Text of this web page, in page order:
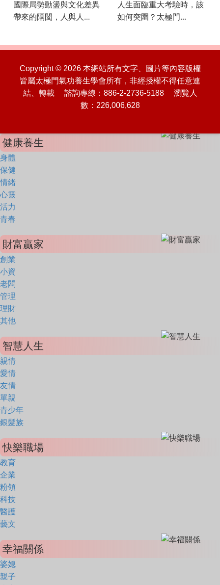
國際局勢動盪與文化差異
帶來的隔閡，人與人...
人生面臨重大考驗時，該
如何突圍？太極門...
Copyright © 2026 本網站所有文字、圖片等內容版權
皆屬太極門氣功養生學會所有，非經授權不得任意連
結、轉載 諮詢專線：886-2-2736-5188 瀏覽人
數：226,006,628
健康養生
身體
保健
情緒
心靈
活力
青春
財富贏家
創業
小資
老闆
管理
理財
其他
智慧人生
親情
愛情
友情
單親
青少年
銀髮族
快樂職場
教育
企業
粉領
科技
醫護
藝文
幸福關係
婆媳
親子